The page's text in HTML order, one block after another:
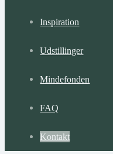
Inspiration
Udstillinger
Mindefonden
FAQ
Kontakt